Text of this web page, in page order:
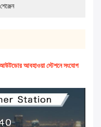
শেঞ্জেন
আবহাওয়া স্টেশনে সংযোগ